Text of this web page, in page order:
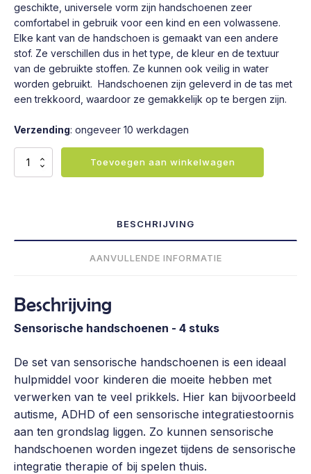
geschikte, universele vorm zijn handschoenen zeer
comfortabel in gebruik voor een kind en een volwassene.
Elke kant van de handschoen is gemaakt van een andere
stof. Ze verschillen dus in het type, de kleur en de textuur
van de gebruikte stoffen. Ze kunnen ook veilig in water
worden gebruikt. Handschoenen zijn geleverd in de tas met
een trekkoord, waardoor ze gemakkelijk op te bergen zijn.
Verzending: ongeveer 10 werkdagen
Sensorische
Toevoegen aan winkelwagen
BESCHRIJVING
AANVULLENDE INFORMATIE
Beschrijving
Sensorische handschoenen - 4 stuks
De set van sensorische handschoenen is een ideaal
hulpmiddel voor kinderen die moeite hebben met
verwerken van te veel prikkels. Hier kan bijvoorbeeld
autisme, ADHD of een sensorische integratiestoornis
aan ten grondslag liggen. Zo kunnen sensorische
handschoenen worden ingezet tijdens de sensorische
integratie therapie of bij spelen thuis.